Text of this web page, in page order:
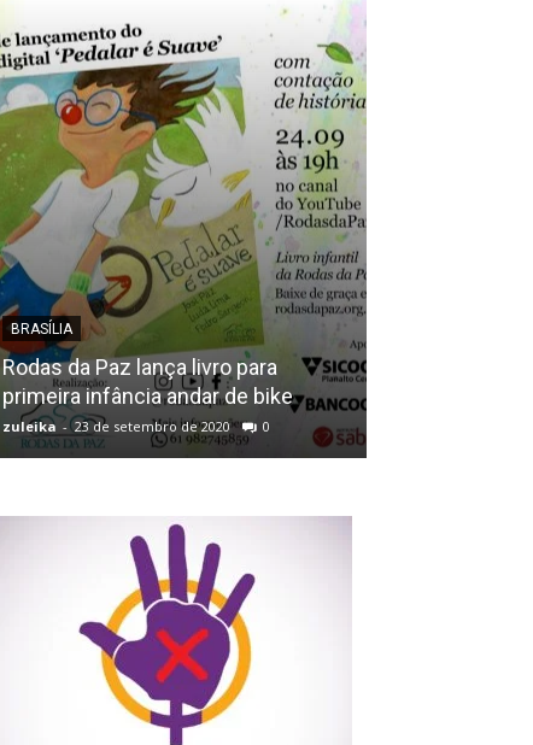
BRASÍLIA
Rodas da Paz lança livro para
primeira infância andar de bike
zuleika - 23 de setembro de 2020 0